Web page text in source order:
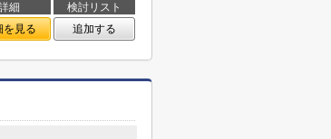
細
検討リスト
を見る 追加する